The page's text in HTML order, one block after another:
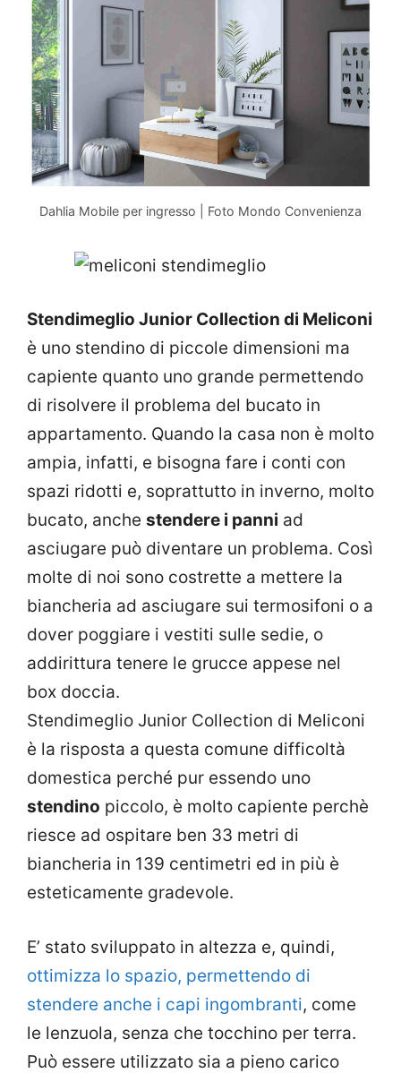
Dahlia Mobile per ingresso | Foto Mondo Convenienza
Stendimeglio Junior Collection di Meliconi
è uno stendino di piccole dimensioni ma
capiente quanto uno grande permettendo
di risolvere il problema del bucato in
appartamento. Quando la casa non è molto
ampia, infatti, e bisogna fare i conti con
spazi ridotti e, soprattutto in inverno, molto
bucato, anche stendere i panni ad
asciugare può diventare un problema. Così
molte di noi sono costrette a mettere la
biancheria ad asciugare sui termosifoni o a
dover poggiare i vestiti sulle sedie, o
addirittura tenere le grucce appese nel
box doccia.
Stendimeglio Junior Collection di Meliconi
è la risposta a questa comune difficoltà
domestica perché pur essendo uno
stendino piccolo, è molto capiente perchè
riesce ad ospitare ben 33 metri di
biancheria in 139 centimetri ed in più è
esteticamente gradevole.
E’ stato sviluppato in altezza e, quindi,
ottimizza lo spazio, permettendo di
stendere anche i capi ingombranti, come
le lenzuola, senza che tocchino per terra.
Può essere utilizzato sia a pieno carico